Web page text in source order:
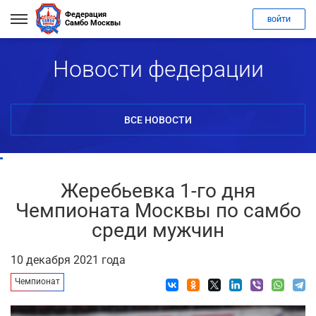
Федерация
Самбо Москвы
ВОЙТИ
Новости федерации
ВСЕ НОВОСТИ
Жеребьевка 1-го дня
Чемпионата Москвы по самбо
среди мужчин
10 декабря 2021 года
Чемпионат